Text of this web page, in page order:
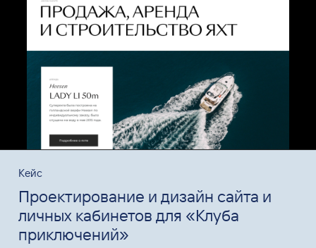
Кейс
Проектирование и дизайн сайта и
личных кабинетов для «Клуба
приключений»